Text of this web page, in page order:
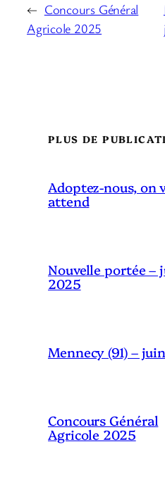
← Concours Général
Agricole 2025
PLUS DE
Adoptez-nous, on
attend
Nouvelle portée –
2025
Mennecy (91) –
Concours Général
Agricole 2025